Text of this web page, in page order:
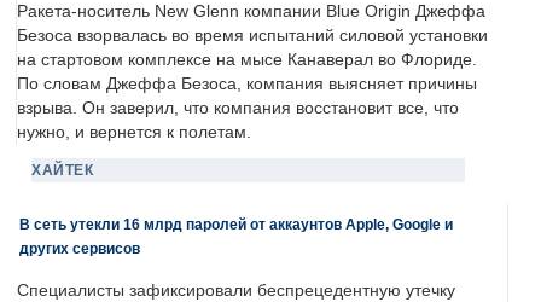
Ракета-носитель New Glenn компании Blue Origin Джеффа
Безоса взорвалась во время испытаний силовой установки
на стартовом комплексе на мысе Канаверал во Флориде.
По словам Джеффа Безоса, компания выясняет причины
взрыва. Он заверил, что компания восстановит все, что
нужно, и вернется к полетам.
ХАЙТЕК
В сеть утекли 16 млрд паролей от аккаунтов Apple, Google и
других сервисов
Специалисты зафиксировали беспрецедентную утечку